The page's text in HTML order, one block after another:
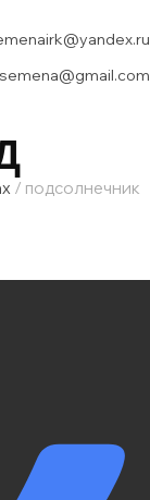
/ подсолнечник